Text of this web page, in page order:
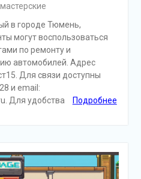
в городе Тюмень,
могут воспользоваться
по ремонту и
автомобилей. Адрес
Для связи доступны
и email:
Для удобства
Подробнее